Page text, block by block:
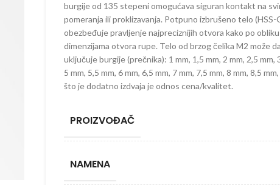
burgije od 135 stepeni omogućava siguran kontakt na
pomeranja ili proklizavanja. Potpuno izbrušeno telo
obezbeđuje pravljenje najpreciznijih otvora kako po
dimenzijama otvora rupe. Telo od brzog čelika M2 može
uključuje burgije (prečnika): 1 mm, 1,5 mm, 2 mm, 2,5 mm,
5 mm, 5,5 mm, 6 mm, 6,5 mm, 7 mm, 7,5 mm, 8 mm, 8,5
što je dodatno izdvaja je odnos cena/kvalitet.
PROIZVOĐAČ
NAMENA